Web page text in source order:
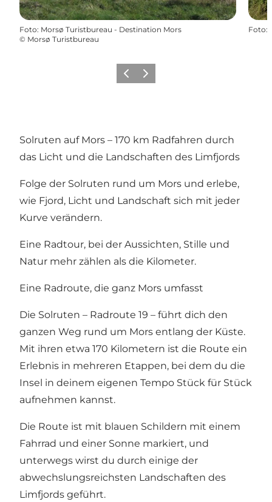
Foto: Morsø Turistbureau - Destination Mors
© Morsø Turistbureau
Foto:
Vorherige Folie
Nächste Folie
Solruten auf Mors – 170 km Radfahren durch
das Licht und die Landschaften des Limfjords
Folge der Solruten rund um Mors und erlebe,
wie Fjord, Licht und Landschaft sich mit jeder
Kurve verändern.
Eine Radtour, bei der Aussichten, Stille und
Natur mehr zählen als die Kilometer.
Eine Radroute, die ganz Mors umfasst
Die Solruten – Radroute 19 – führt dich den
ganzen Weg rund um Mors entlang der Küste.
Mit ihren etwa 170 Kilometern ist die Route ein
Erlebnis in mehreren Etappen, bei dem du die
Insel in deinem eigenen Tempo Stück für Stück
aufnehmen kannst.
Die Route ist mit blauen Schildern mit einem
Fahrrad und einer Sonne markiert, und
unterwegs wirst du durch einige der
abwechslungsreichsten Landschaften des
Limfjords geführt.